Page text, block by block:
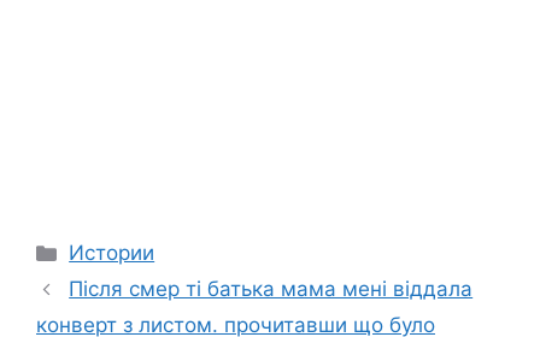
Categories
Истории
Після смер ті батька мама мені віддала
конверт з листом. прочитавши що було